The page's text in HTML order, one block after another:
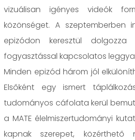
vizuálisan igényes videók
közönséget. A szeptemberben
epizódon keresztül
fogyasztással kapcsolatos
Minden epizód három jól
Elsőként egy ismert
tudományos cáfolata kerül
a MATE élelmiszertudományi
kapnak szerepet, közérthető